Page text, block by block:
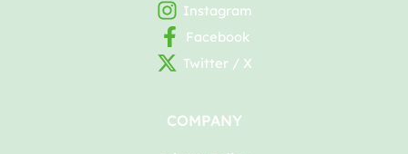
Instagram
Facebook
Twitter / X
COMPANY